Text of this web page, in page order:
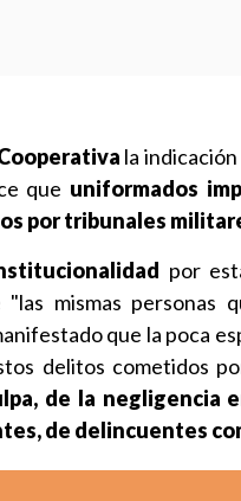
la
que uniformados
por tribunales
por
"las mismas personas
que la poca
delitos cometidos
de la negligencia
de delincuentes